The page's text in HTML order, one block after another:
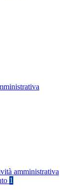
amministrativa
1